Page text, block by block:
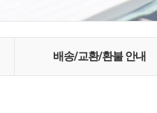
배송/교환/환불 안내